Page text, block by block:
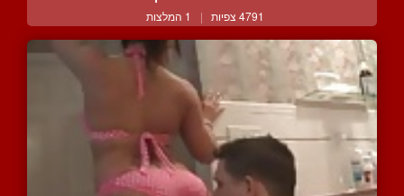
4791 צפיות | 1 המלצות